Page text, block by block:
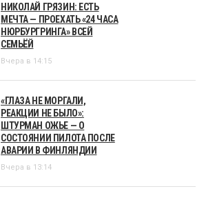
НИКОЛАЙ ГРЯЗИН: ЕСТЬ
МЕЧТА — ПРОЕХАТЬ «24 ЧАСА
НЮРБУРГРИНГА» ВСЕЙ
СЕМЬЁЙ
Вчера в 14:15
«ГЛАЗА НЕ МОРГАЛИ,
РЕАКЦИИ НЕ БЫЛО»:
ШТУРМАН ОЖЬЕ — О
СОСТОЯНИИ ПИЛОТА ПОСЛЕ
АВАРИИ В ФИНЛЯНДИИ
Вчера в 13:14